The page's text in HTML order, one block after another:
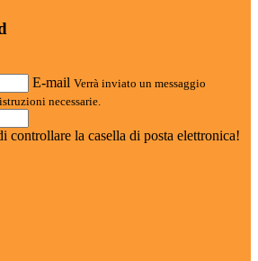
E-mail Verrà inviato un messaggio
necessarie.
controllare la casella di posta elettronica!